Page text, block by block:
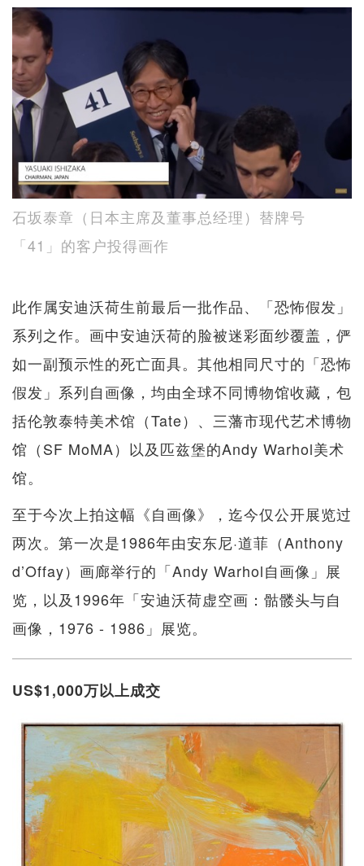
石坂泰章（日本主席及董事总经理）替牌号
「41」的客户投得画作
此作属安迪沃荷生前最后一批作品、「恐怖假发」
系列之作。画中安迪沃荷的脸被迷彩面纱覆盖，俨
如一副预示性的死亡面具。其他相同尺寸的「恐怖
假发」系列自画像，均由全球不同博物馆收藏，包
括伦敦泰特美术馆（Tate）、三藩市现代艺术博物
馆（SF MoMA）以及匹兹堡的Andy Warhol美术
馆。
至于今次上拍这幅《自画像》，迄今仅公开展览过
两次。第一次是1986年由安东尼·道菲（Anthony
d’Offay）画廊举行的「Andy Warhol自画像」展
览，以及1996年「安迪沃荷虚空画：骷髅头与自
画像，1976 - 1986」展览。
US$1,000万以上成交